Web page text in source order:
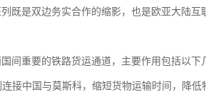
既是双边务实合作的缩影，也是欧亚大陆
间重要的铁路货运通道，主要作用包括以下
接中国与莫斯科，缩短货物运输时间，降低